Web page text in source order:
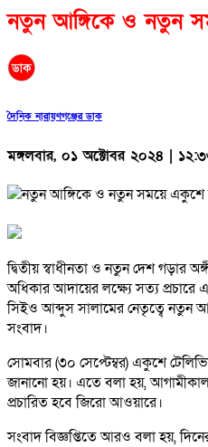
নতুন আঙ্গিকে ও নতুন
দৈনিক নারায়ণগঞ্জের ডাক
মঙ্গলবার, ০১ অক্টোবর ২০২৪ |
দ্বিতীয় স্বাধীনতা ও নতুন দেশ গড়ার
অধিকার আদায়ের লক্ষ্যে সত্য প্রচারে
সিইও আব্দুস সালামের নেতৃত্বে
সংবাদ।
সোমবার (৩০ সেপ্টেম্বর) একুশে
জানানো হয়। এতে বলা হয়,
প্রচারিত হবে জিরো আওয়ারে।
সংবাদ বিজ্ঞপ্তিতে আরও বলা হয়,